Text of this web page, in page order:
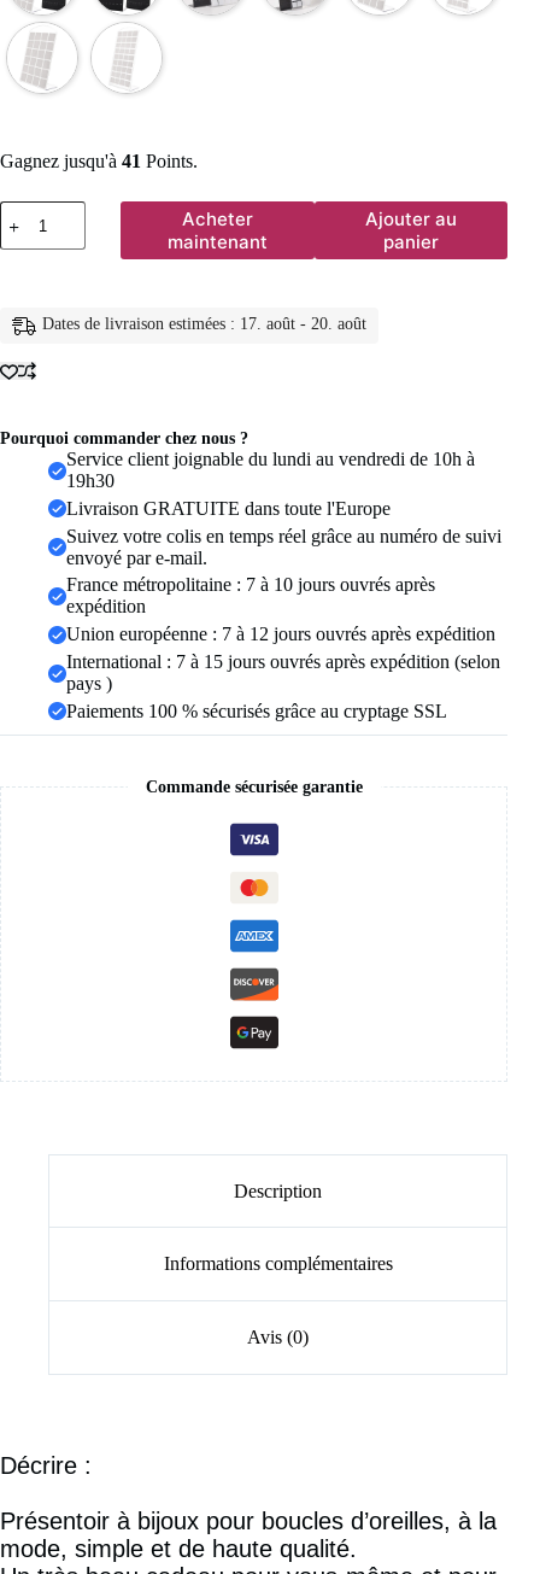
Gagnez jusqu'à 41 Points.
quantité
de
2
boucles
clous
en
présentoirs
boucle
d'oreille
organisateur
support
rangement
Acheter
maintenant
Ajouter au
panier
Dates de livraison estimées : 17. août - 20. août
Pourquoi commander chez nous ?
Service client joignable du lundi au vendredi de 10h à
19h30
Livraison GRATUITE dans toute l'Europe
Suivez votre colis en temps réel grâce au numéro de suivi
envoyé par e-mail.
France métropolitaine : 7 à 10 jours ouvrés après
expédition
Union européenne : 7 à 12 jours ouvrés après expédition
International : 7 à 15 jours ouvrés après expédition (selon
pays )
Paiements 100 % sécurisés grâce au cryptage SSL
Commande sécurisée garantie
Description
Informations complémentaires
Avis (0)
Décrire :
Présentoir à bijoux pour boucles d’oreilles, à la
mode, simple et de haute qualité.